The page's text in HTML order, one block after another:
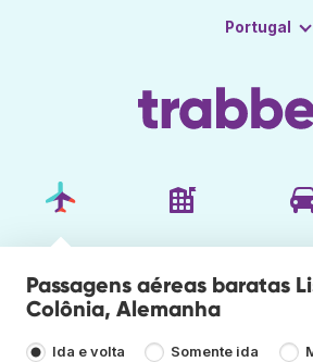
Portugal
Passagens aéreas baratas
Colônia, Alemanha
Ida e volta Somente ida